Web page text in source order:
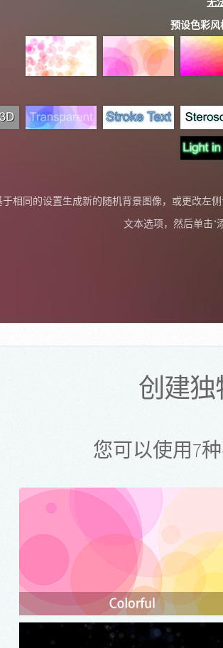
预设色彩
于相同的设置生成新的随机背景图像，或更改左
文本选项，然后单击“
创建独
您可以使用7